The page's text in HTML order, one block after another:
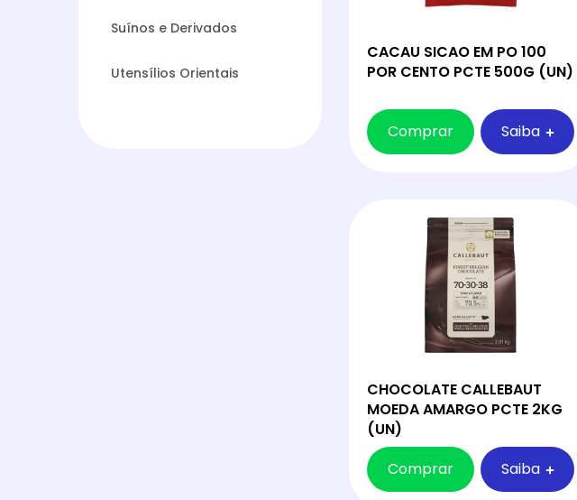
Suínos e Derivados
Utensílios Orientais
CACAU SICAO EM PO 100
POR CENTO PCTE 500G (UN)
Comprar Saiba
CHOCOLATE CALLEBAUT
MOEDA AMARGO PCTE 2KG
(UN)
Comprar
Saiba